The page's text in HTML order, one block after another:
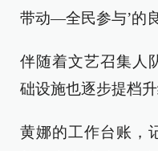
带动—全民参与’的
伴随着文艺召集人
础设施也逐步提档升
黄娜的工作台账，